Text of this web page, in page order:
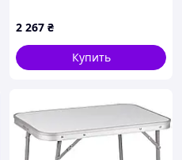
2 267 ₴
Купить